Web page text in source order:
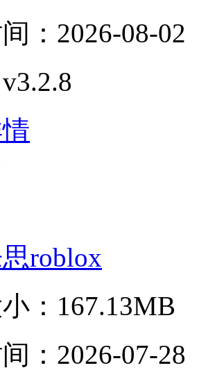
： 2026-08-02
roblox
： 167.13MB
： 2026-07-28